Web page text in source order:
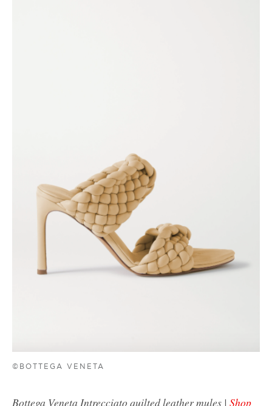
©BOTTEGA VENETA
Bottega Veneta Intrecciato quilted leather mules | Shop